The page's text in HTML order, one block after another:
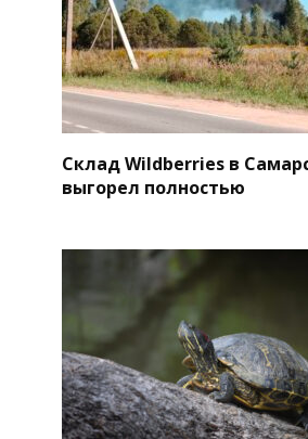
Склад Wildberries в
выгорел полностью